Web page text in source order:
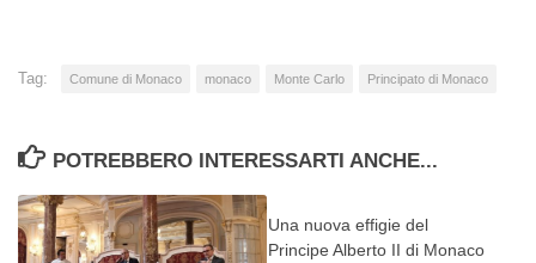
Tag: Comune di Monaco monaco Monte Carlo Principato di Monaco
POTREBBERO INTERESSARTI ANCHE...
Una nuova effigie del
Principe Alberto II di Monaco